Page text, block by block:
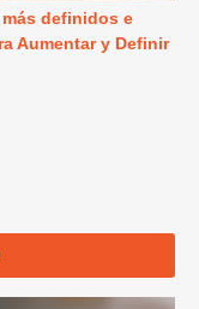
más definidos e
Aumentar y Definir